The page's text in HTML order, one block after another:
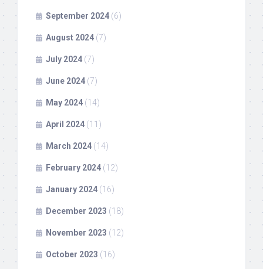
September 2024 (6)
August 2024 (7)
July 2024 (7)
June 2024 (7)
May 2024 (14)
April 2024 (11)
March 2024 (14)
February 2024 (12)
January 2024 (16)
December 2023 (18)
November 2023 (12)
October 2023 (16)